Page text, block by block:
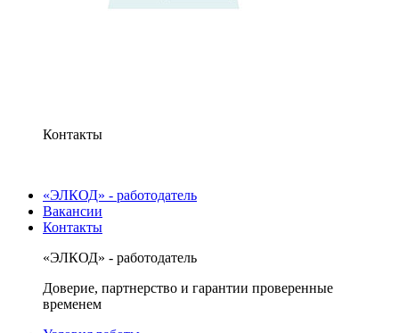
Контакты
«ЭЛКОД» - работодатель
Вакансии
Контакты
«ЭЛКОД» - работодатель
Доверие, партнерство и гарантии проверенные
временем